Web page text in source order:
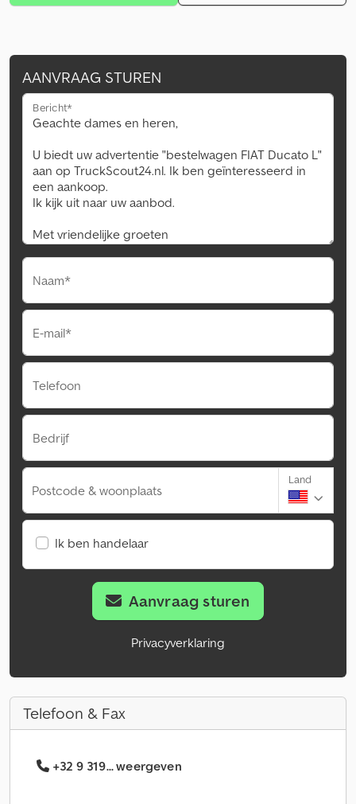
AANVRAAG STUREN
Bericht*
Naam*
E-mail*
Telefoon
Bedrijf
Postcode & woonplaats
Land
Ik ben handelaar
Aanvraag sturen
Privacyverklaring
Telefoon & Fax
+32 9 319... weergeven